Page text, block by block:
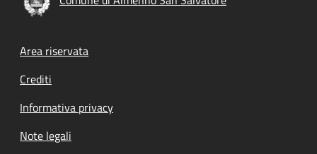
Footer menu
Area riservata
Crediti
Informativa privacy
Note legali